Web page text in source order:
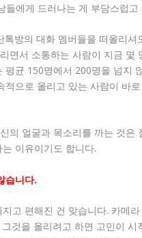
에게 드러나는 게 부담스럽고
방의 대화 멤버들을 떠올리
면서 소통하는 사람이 지금 몇
균 150명에서 200명을 넘지
적으로 올리고 있는 사람이 바
의 얼굴과 목소리를 까는 것은
이유이기도 합니다.
습니다.
고 편해진 건 맞습니다. 카메
것을 올리려고 하면 고민이